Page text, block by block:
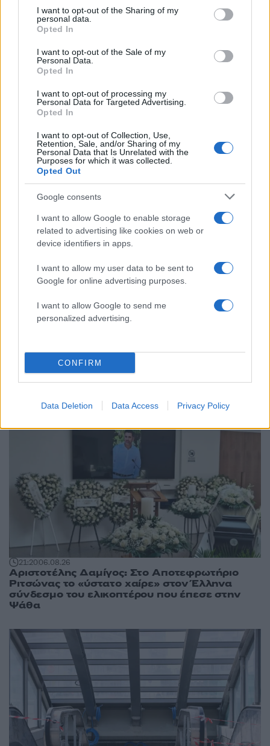
not limited to your visit or usage behaviour. You may click to
grant or deny consent to Google and its third-party tags to
use your data for below specified purposes in below Google
consent section.
I want to opt-out of the Sharing of my
personal data.
Opted In
I want to opt-out of the Sale of my
Personal Data.
Opted In
I want to opt-out of processing my
Personal Data for Targeted Advertising.
Opted In
I want to opt-out of Collection, Use,
Retention, Sale, and/or Sharing of my
Personal Data that Is Unrelated with the
Purposes for which it was collected.
Opted Out
Google consents
I want to allow Google to enable storage
related to advertising like cookies on web or
device identifiers in apps.
I want to allow my user data to be sent to
Google for online advertising purposes.
I want to allow Google to send me
personalized advertising.
CONFIRM
Data Deletion Data Access Privacy Policy
Πιο σχολιασμένα
Μητσοτάκης στην υπογραφή συμφωνίας
Κύπρου: «Ισχυρή ψήφος εμπιστοσύνης» η
είσοδος της Meridiam στην GSI
Canadair 515: Οι πρώτες εικόνες από την
κατασκευή του αεροσκάφους που θα
επιχειρεί και τη νύχτα στα μέτωπα της
φωτιάς
Αυγερινός, Μουτσάτσου και ακόμη 20
πρώην στελέχη κατά Καρυστιανού: «Δεν
αποχωρήσαμε για καρέκλες», αιχμές για
«συγκεντρωτικό μοντέλο»
Το πολωμένο μελτέμι που τροφοδότησε
τις φωτιές σε Αττική και Βοιωτία: «Από τα
ισχυρότερα επεισόδια των τελευταίων 50
Κρανίου τόπος το Πόρτο Γερμενό μετά το
καταστροφικό πέρασμα της φωτιάς –
Ελλάδα: Περισσότερα
άρθρα
21:2006.08.26
Αριστοτέλης Δαμίγος: Στο Αποτεφρωτήριο
Ριτσώνας το «ύστατο χαίρε» στον Έλληνα
σύνδεσμο του ελικοπτέρου που έπεσε στην
Ψάθα